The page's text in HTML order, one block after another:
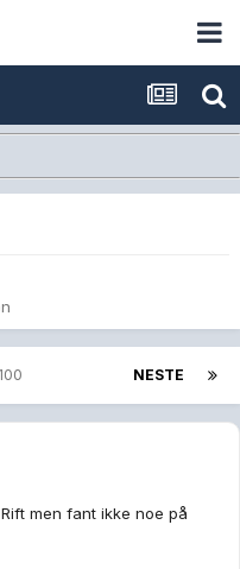
NESTE
men fant ikke noe på